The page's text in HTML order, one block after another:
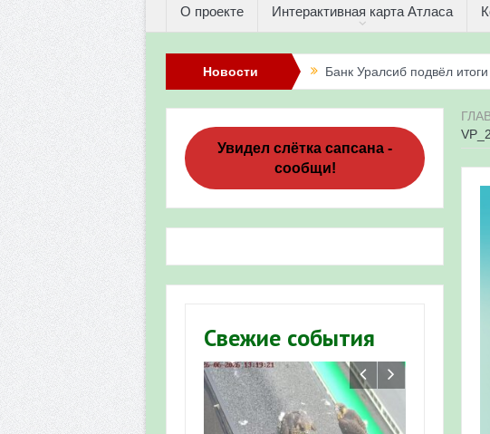
О проекте Интерактивная карта Атласа
Новости Банк Уралсиб подвёл
Итоги акции «Соловьиные
Три птенца сапсанов
Итоги акции «Весенняя
«Весенняя перекличка-
Мероприятие для ребят
Фотофиксация и осмотр
Участие башкирских
численности птиц в
«Весенняя перекличка-
Мониторинг орнитофауны
Увидел слётка сапсана -
сообщи!
Свежие события